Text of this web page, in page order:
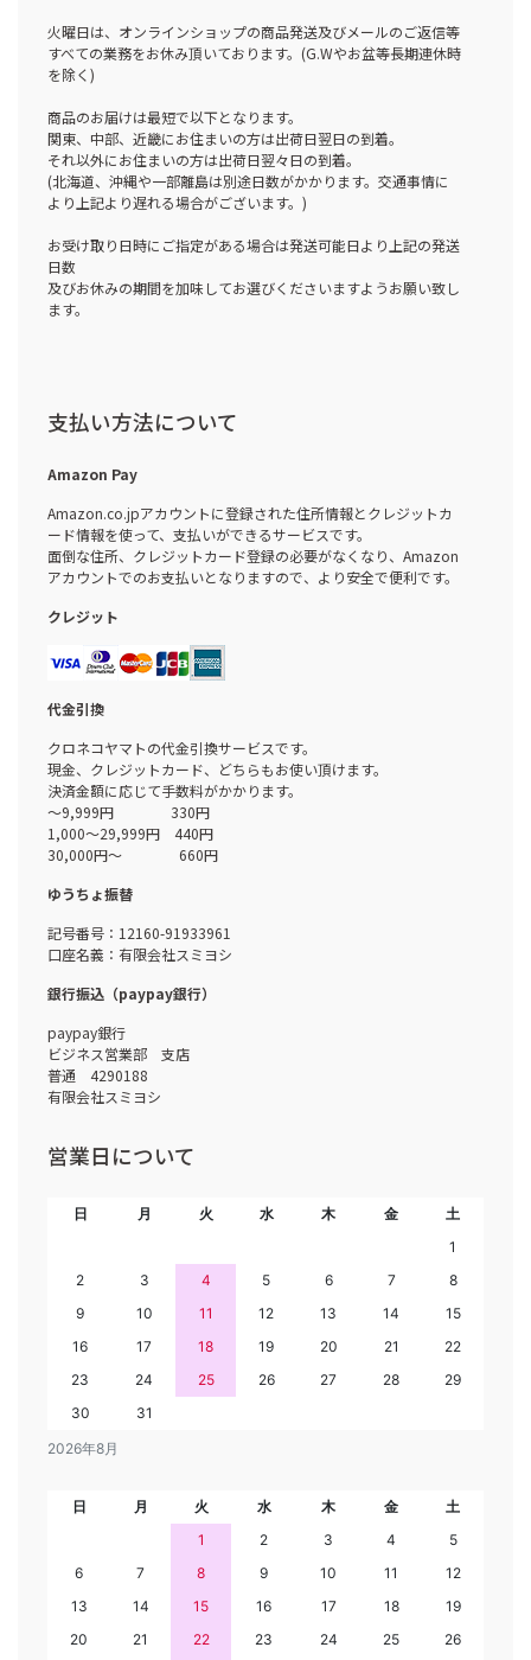
火曜日は、オンラインショップの商品発送及びメールのご返信等
すべての業務をお休み頂いております。(G.Wやお盆等長期連休時
を除く)
商品のお届けは最短で以下となります。
関東、中部、近畿にお住まいの方は出荷日翌日の到着。
それ以外にお住まいの方は出荷日翌々日の到着。
(北海道、沖縄や一部離島は別途日数がかかります。交通事情に
より上記より遅れる場合がございます。)
お受け取り日時にご指定がある場合は発送可能日より上記の発送
日数
及びお休みの期間を加味してお選びくださいますようお願い致し
ます。
支払い方法について
Amazon Pay
Amazon.co.jpアカウントに登録された住所情報とクレジットカ
ード情報を使って、支払いができるサービスです。
面倒な住所、クレジットカード登録の必要がなくなり、Amazon
アカウントでのお支払いとなりますので、より安全で便利です。
クレジット
代金引換
クロネコヤマトの代金引換サービスです。
現金、クレジットカード、どちらもお使い頂けます。
決済金額に応じて手数料がかかります。
～9,999円 330円
1,000～29,999円 440円
30,000円～ 660円
ゆうちょ振替
記号番号：12160-91933961
口座名義：有限会社スミヨシ
銀行振込（paypay銀行）
paypay銀行
ビジネス営業部 支店
普通 4290188
有限会社スミヨシ
営業日について
2026年8月
日 月 火 水 木 金
土
1
2
3 4 5 6 7
8
9
10 11 12 13 14
15
16
17 18 19 20 21
22
23
24 25 26 27 28
29
30
31
日 月 火 水 木 金
土
1
2 3 4
5
6
7 8 9 10 11
12
13
14 15 16 17 18
19
20
21 22 23 24 25 26